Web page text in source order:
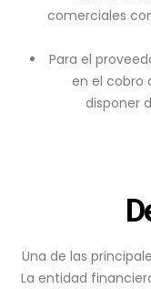
comerciales
Para el
en el cobro
disponer
Una de las
La entidad